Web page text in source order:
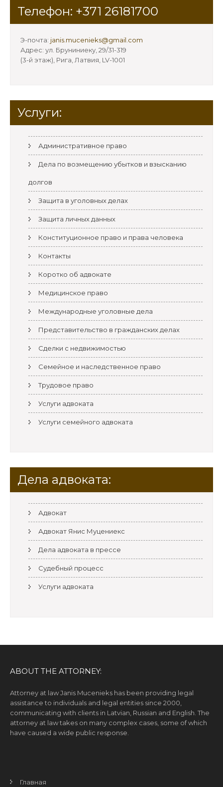
Телефон: +371 26181700
Э-почта: janis.mucenieks@gmail.com
Адрес: ул. Бруниниеку, 29/31-319
(3-й этаж), Рига, Латвия, LV-1001
Услуги:
Административное право
Дела по возмещению убытков и взысканию
долгов
Защита в уголовных делах
Защита личных данных
Конституционное право и права человека
Контакты
Коротко об адвокате
Медицинское право
Международные уголовные дела
Представительство в гражданских делах
Сделки с недвижимостью
Семейное и наследственное право
Трудовое право
Услуги адвоката
Услуги семейного адвоката
Дела адвоката:
Адвокат
Адвокат Янис Муцениекс
Дела адвоката в прессе
Судебный процесс
Услуги адвоката
ABOUT THE ATTORNEY:
Attorney at law Janis Mucenieks has been providing legal
assistance to individuals and legal entities since 2000,
communicating with clients in Latvian, Russian and English. The
attorney at law takes on many complex cases, some of which
have caused a wide public response.
Главная